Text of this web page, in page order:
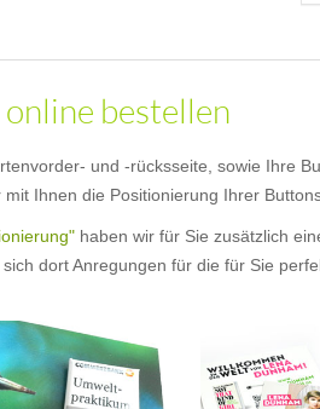
bestellen
und -rücksseite, sowie Ihre
Ihnen die Positionierung Ihrer
haben wir für Sie zusätzlich
dort Anregungen für die für Sie